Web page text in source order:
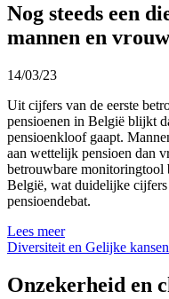
Nog steeds een
mannen en
14/03/23
Uit cijfers van de eerste
pensioenen in België blijkt
pensioenkloof gaapt.
aan wettelijk pensioen dan
betrouwbare monitoringtool
België, wat duidelijke
pensioendebat.
Lees meer
Diversiteit en Gelijke kansen
Onzekerheid en